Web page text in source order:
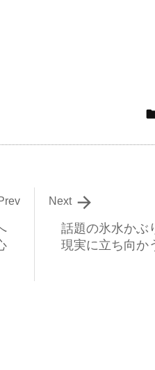
話題の氷水か
現実に立ち向か

Next